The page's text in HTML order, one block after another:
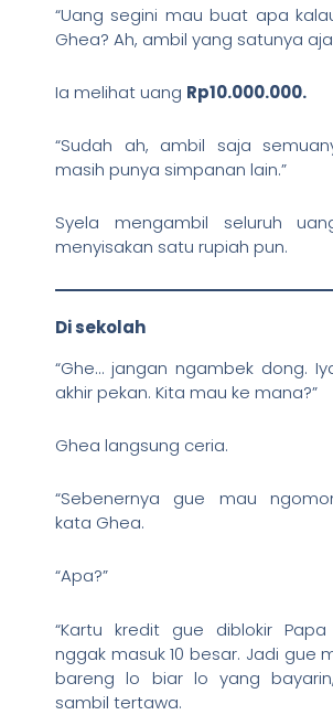
“Uang segini mau buat apa
Ghea? Ah, ambil yang satunya
Ia melihat uang Rp10.000.000.
“Sudah ah, ambil saja
masih punya simpanan lain.”
Syela mengambil seluruh
menyisakan satu rupiah pun.
Di sekolah
“Ghe… jangan ngambek dong.
akhir pekan. Kita mau ke mana?”
Ghea langsung ceria.
“Sebenernya gue mau
kata Ghea.
“Apa?”
“Kartu kredit gue diblokir
nggak masuk 10 besar. Jadi gue
bareng lo biar lo yang
sambil tertawa.